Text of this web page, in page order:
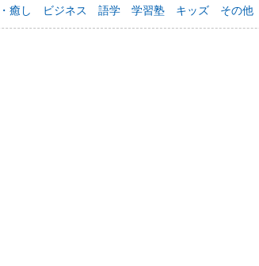
癒し ビジネス 語学 学習塾 キッズ その他